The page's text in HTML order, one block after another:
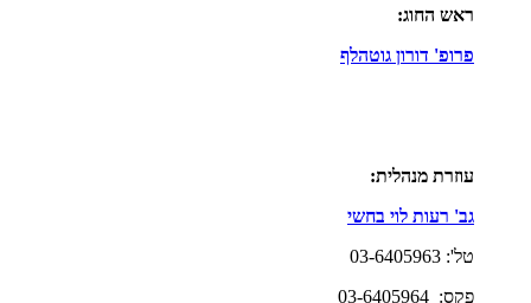
ראש החוג:
פרופ' דורון גוטהלף
עוזרת מנהלית:
גב' רעות לוי בחשי
טל': 03-6405963
פקס: 03-6405964